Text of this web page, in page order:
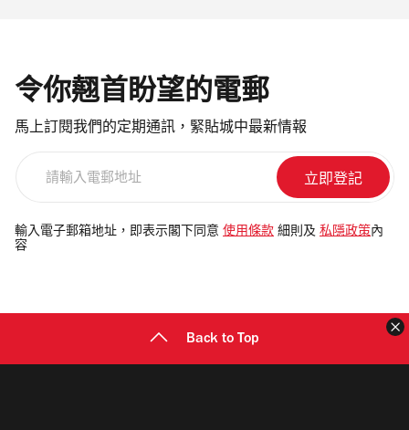
令你翹首盼望的電郵
馬上訂閱我們的定期通訊，緊貼城中最新情報
電
郵
輸入電子郵箱地址，即表示閣下同意 使用條款 細則及 私隱政策 內
容
Back to Top